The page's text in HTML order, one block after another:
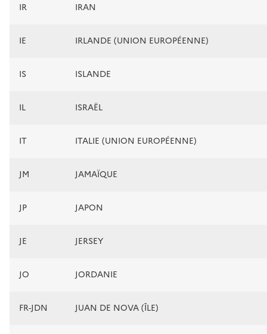
IR IRAN
IE IRLANDE (UNION EUROPÉENNE)
IS ISLANDE
IL ISRAËL
IT ITALIE (UNION EUROPÉENNE)
JM JAMAÏQUE
JP JAPON
JE JERSEY
JO JORDANIE
FR-JDN JUAN DE NOVA (ÎLE)